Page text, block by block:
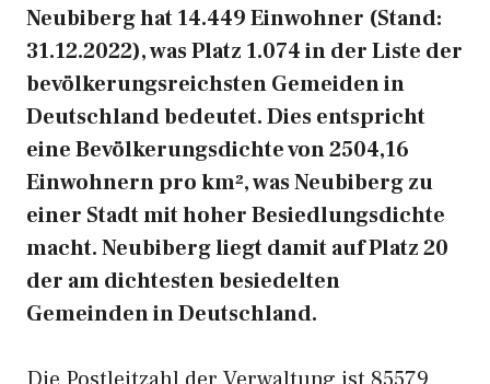
Neubiberg hat 14.449 Einwohner (Stand:
31.12.2022), was Platz 1.074 in der Liste der
bevölkerungsreichsten Gemeiden in
Deutschland bedeutet. Dies entspricht
eine Bevölkerungsdichte von 2504,16
Einwohnern pro km², was Neubiberg zu
einer Stadt mit hoher Besiedlungsdichte
macht. Neubiberg liegt damit auf Platz 20
der am dichtesten besiedelten
Gemeinden in Deutschland.